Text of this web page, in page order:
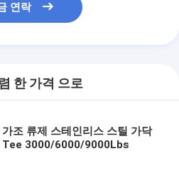
연락
한 가격 으로
가조 류제 스테인리스 스틸 가닥
Tee 3000/6000/9000Lbs